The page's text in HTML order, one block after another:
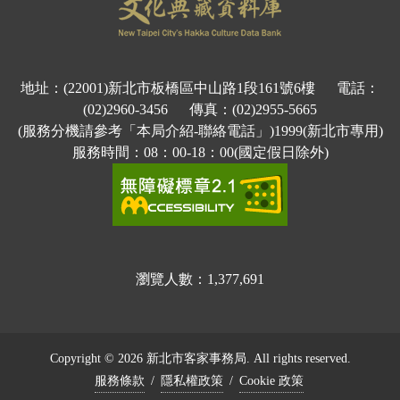
地址：(22001)新北市板橋區中山路1段161號6樓 電話：
(02)2960-3456 傳真：(02)2955-5665
(服務分機請參考「本局介紹-聯絡電話」)1999(新北市專用)
服務時間：08：00-18：00(國定假日除外)
瀏覽人數： 1,377,691
Copyright © 2026 新北市客家事務局. All rights reserved.
服務條款 / 隱私權政策 / Cookie 政策